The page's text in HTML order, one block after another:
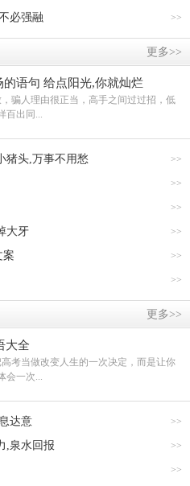
>>
必强融
更多>>
的语句 给点阳光,你就灿烂
骗人理由很正当，高手之间过过招，低
出同...
>>
猪头,万事不用愁
>>
>>
>>
大牙
>>
案
>>
更多>>
大全
考当做改变人生的一次决定，而是让你
一次...
>>
达意
>>
,泉水回报
>>